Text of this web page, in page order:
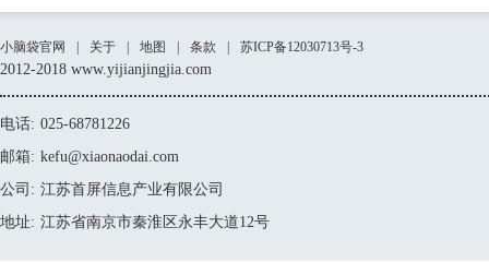
小脑袋官网 关于 地图 条款 苏ICP备12030713号-3
2012-2018 www.yijianjingjia.com
电话: 025-68781226
邮箱: kefu@xiaonaodai.com
公司: 江苏首屏信息产业有限公司
地址: 江苏省南京市秦淮区永丰大道12号